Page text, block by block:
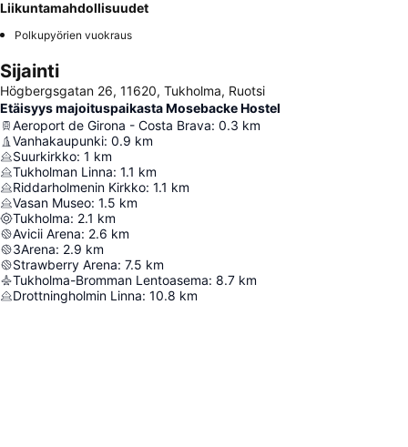
Liikuntamahdollisuudet
Polkupyörien vuokraus
Sijainti
Högbergsgatan 26, 11620, Tukholma, Ruotsi
Etäisyys majoituspaikasta Mosebacke Hostel
Aeroport de Girona - Costa Brava: 0.3 km
Vanhakaupunki: 0.9 km
Suurkirkko: 1 km
Tukholman Linna: 1.1 km
Riddarholmenin Kirkko: 1.1 km
Vasan Museo: 1.5 km
Tukholma: 2.1 km
Avicii Arena: 2.6 km
3Arena: 2.9 km
Strawberry Arena: 7.5 km
Tukholma-Bromman Lentoasema: 8.7 km
Drottningholmin Linna: 10.8 km